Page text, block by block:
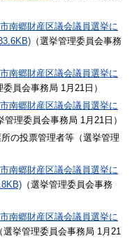
南郷財産区議会議員選挙に
（選挙管理委員会事務
南郷財産区議会議員選挙に
委員会事務局 1月21日）
南郷財産区議会議員選挙に
管理委員会事務局 1月21日）
の投票管理者等（選挙管理
南郷財産区議会議員選挙に
（選挙管理委員会事務
南郷財産区議会議員選挙に
（選挙管理委員会事務局 1月21